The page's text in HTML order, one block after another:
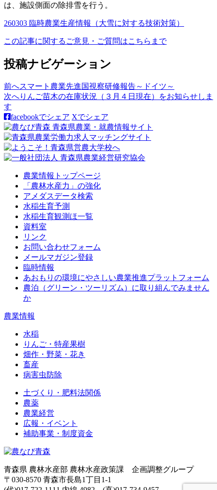
は、施設側面の除排雪を行う。
260303 臨時農業生産情報（大雪に対する技術対策）
この記事に関するご意見・ご質問はこちらまで
投稿ナビゲーション
前へスマート農業先進国視察研修報告～ドイツ～
次へりんご苗木の在庫状況（３月４日現在）をお知らせしま
す
facebookでシェア Xでシェア
農業情報トップページ
「農林水産力」の強化
アメダスデータ検索
水稲生育予測
水稲生育観測ほ一覧
資料室
リンク
お問い合わせフォーム
メールマガジン登録
臨時情報
あおもりの環境にやさしい農業推進プラットフォーム
農泊（グリーン・ツーリズム）に取り組んでみません
か
農業情報
水稲
りんご・特産果樹
畑作・野菜・花き
畜産
病害虫防除
土づくり・肥料法関係
農薬
農業経営
広報・イベント
補助事業・制度資金
青森県 農林水産部 農林水産政策課 企画調整グループ
〒030-8570 青森市長島1丁目1-1